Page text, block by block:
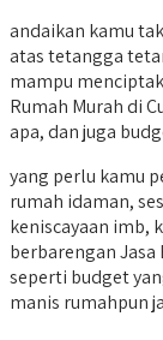
andaikan kamu
atas tetangga
mampu
Rumah Murah di
apa, dan juga
yang perlu kamu
rumah idaman,
keniscayaan imb,
berbarengan Jasa
seperti budget
manis rumahpun